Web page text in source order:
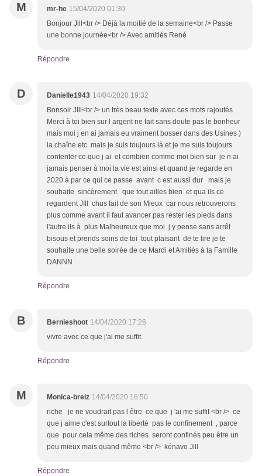
M mr-he 15/04/2020 01:30
Bonjour Jill<br /> Déjà la moitié de la semaine<br /> Passe
une bonne journée<br /> Avec amitiés René
Répondre
D Danielle1943 14/04/2020 19:32
Bonsoir JIll<br /> un très beau texte avec ces mots rajoutés
Merci à toi bien sur l argent ne fait sans doute pas le bonheur
mais moi j en ai jamais eu vraiment bosser dans des Usines )
la chaîne etc. mais je suis toujours là et je me suis toujours
contenter ce que j ai et combien comme moi bien sur je n ai
jamais penser à moi la vie est ainsi et quand je regarde en
2020 à par ce qui ce passe avant c est aussi dur mais je
souhaite sincèrement que tout ailles bien et qua ils ce
regardent JIll chus fait de son Mieux car nous retrouverons
plus comme avant il faut avancer pas rester les pieds dans
l'autre ils à plus Malheureux que moi j y pense sans arrêt
bisous et prends soins de toi tout plaisant de te lire je te
souhaite une belle soirée de ce Mardi et Amitiés à ta Famille
DANNN
Répondre
B Bernieshoot 14/04/2020 17:26
vivre avec ce que j'ai me suffit.
Répondre
M Monica-breiz 14/04/2020 16:50
riche je ne voudrait pas l être ce que j 'ai me suffit <br /> ce
que j aime c'est surtout la liberté pas le confinement , parce
que pour cela même des riches seront confinés peu être un
peu mieux mais quand même <br /> kénavo Jill
Répondre